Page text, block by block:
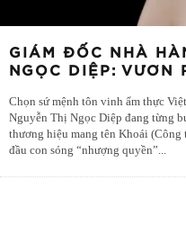
GIÁM ĐỐC NHÀ
NGỌC DIỆP: VƯƠN
Chọn sứ mệnh tôn vinh ẩm thực
Nguyễn Thị Ngọc Diệp đang từng
thương hiệu mang tên Khoái (Công
đầu con sóng “nhượng quyền”...